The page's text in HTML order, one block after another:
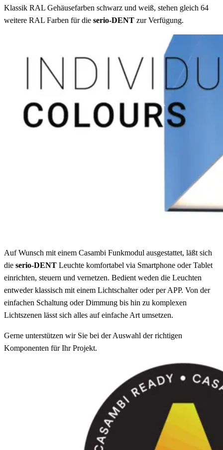
Klassik RAL Gehäusefarben schwarz und weiß, stehen gleich 64
weitere RAL Farben für die serio-DENT zur Verfügung.
Auf Wunsch mit einem Casambi Funkmodul ausgestattet, läßt sich
die serio-DENT Leuchte komfortabel via Smartphone oder Tablet
einrichten, steuern und vernetzen. Bedient weden die Leuchten
entweder klassisch mit einem Lichtschalter oder per APP. Von der
einfachen Schaltung oder Dimmung bis hin zu komplexen
Lichtszenen lässt sich alles auf einfache Art umsetzen.
Gerne unterstützen wir Sie bei der Auswahl der richtigen
Komponenten für Ihr Projekt.